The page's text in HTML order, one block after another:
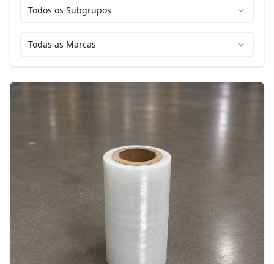
Todos os Subgrupos
Todas as Marcas